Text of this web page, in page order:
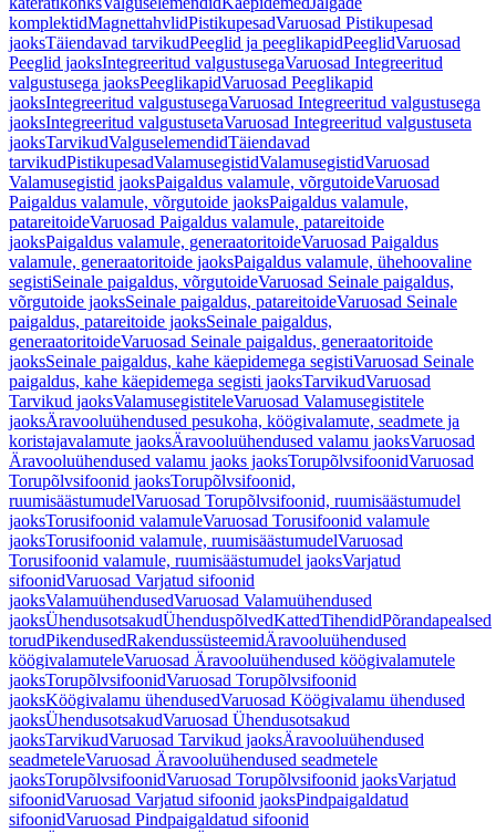
komplektidMagnettahvlidPistikupesadVaruosad Pistikupesad
jaoksTäiendavad tarvikudPeeglid ja peeglikapidPeeglidVaruosad
Peeglid jaoksIntegreeritud valgustusegaVaruosad Integreeritud
valgustusega jaoksPeeglikapidVaruosad Peeglikapid
jaoksIntegreeritud valgustusegaVaruosad Integreeritud valgustusega
jaoksIntegreeritud valgustusetaVaruosad Integreeritud valgustuseta
jaoksTarvikudValguselemendidTäiendavad
tarvikudPistikupesadValamusegistidValamusegistidVaruosad
Valamusegistid jaoksPaigaldus valamule, võrgutoideVaruosad
Paigaldus valamule, võrgutoide jaoksPaigaldus valamule,
patareitoideVaruosad Paigaldus valamule, patareitoide
jaoksPaigaldus valamule, generaatoritoideVaruosad Paigaldus
valamule, generaatoritoide jaoksPaigaldus valamule, ühehoovaline
segistiSeinale paigaldus, võrgutoideVaruosad Seinale paigaldus,
võrgutoide jaoksSeinale paigaldus, patareitoideVaruosad Seinale
paigaldus, patareitoide jaoksSeinale paigaldus,
generaatoritoideVaruosad Seinale paigaldus, generaatoritoide
jaoksSeinale paigaldus, kahe käepidemega segistiVaruosad Seinale
paigaldus, kahe käepidemega segisti jaoksTarvikudVaruosad
Tarvikud jaoksValamusegistiteleVaruosad Valamusegistitele
jaoksÄravooluühendused pesukoha, köögivalamute, seadmete ja
koristajavalamute jaoksÄravooluühendused valamu jaoksVaruosad
Äravooluühendused valamu jaoks jaoksTorupõlvsifoonidVaruosad
Torupõlvsifoonid jaoksTorupõlvsifoonid,
ruumisäästumudelVaruosad Torupõlvsifoonid, ruumisäästumudel
jaoksTorusifoonid valamuleVaruosad Torusifoonid valamule
jaoksTorusifoonid valamule, ruumisäästumudelVaruosad
Torusifoonid valamule, ruumisäästumudel jaoksVarjatud
sifoonidVaruosad Varjatud sifoonid
jaoksValamuühendusedVaruosad Valamuühendused
jaoksÜhendusotsakudÜhenduspõlvedKattedTihendidPõrandapealsed
torudPikendusedRakendussüsteemidÄravooluühendused
köögivalamuteleVaruosad Äravooluühendused köögivalamutele
jaoksTorupõlvsifoonidVaruosad Torupõlvsifoonid
jaoksKöögivalamu ühendusedVaruosad Köögivalamu ühendused
jaoksÜhendusotsakudVaruosad Ühendusotsakud
jaoksTarvikudVaruosad Tarvikud jaoksÄravooluühendused
seadmeteleVaruosad Äravooluühendused seadmetele
jaoksTorupõlvsifoonidVaruosad Torupõlvsifoonid jaoksVarjatud
sifoonidVaruosad Varjatud sifoonid jaoksPindpaigaldatud
sifoonidVaruosad Pindpaigaldatud sifoonid